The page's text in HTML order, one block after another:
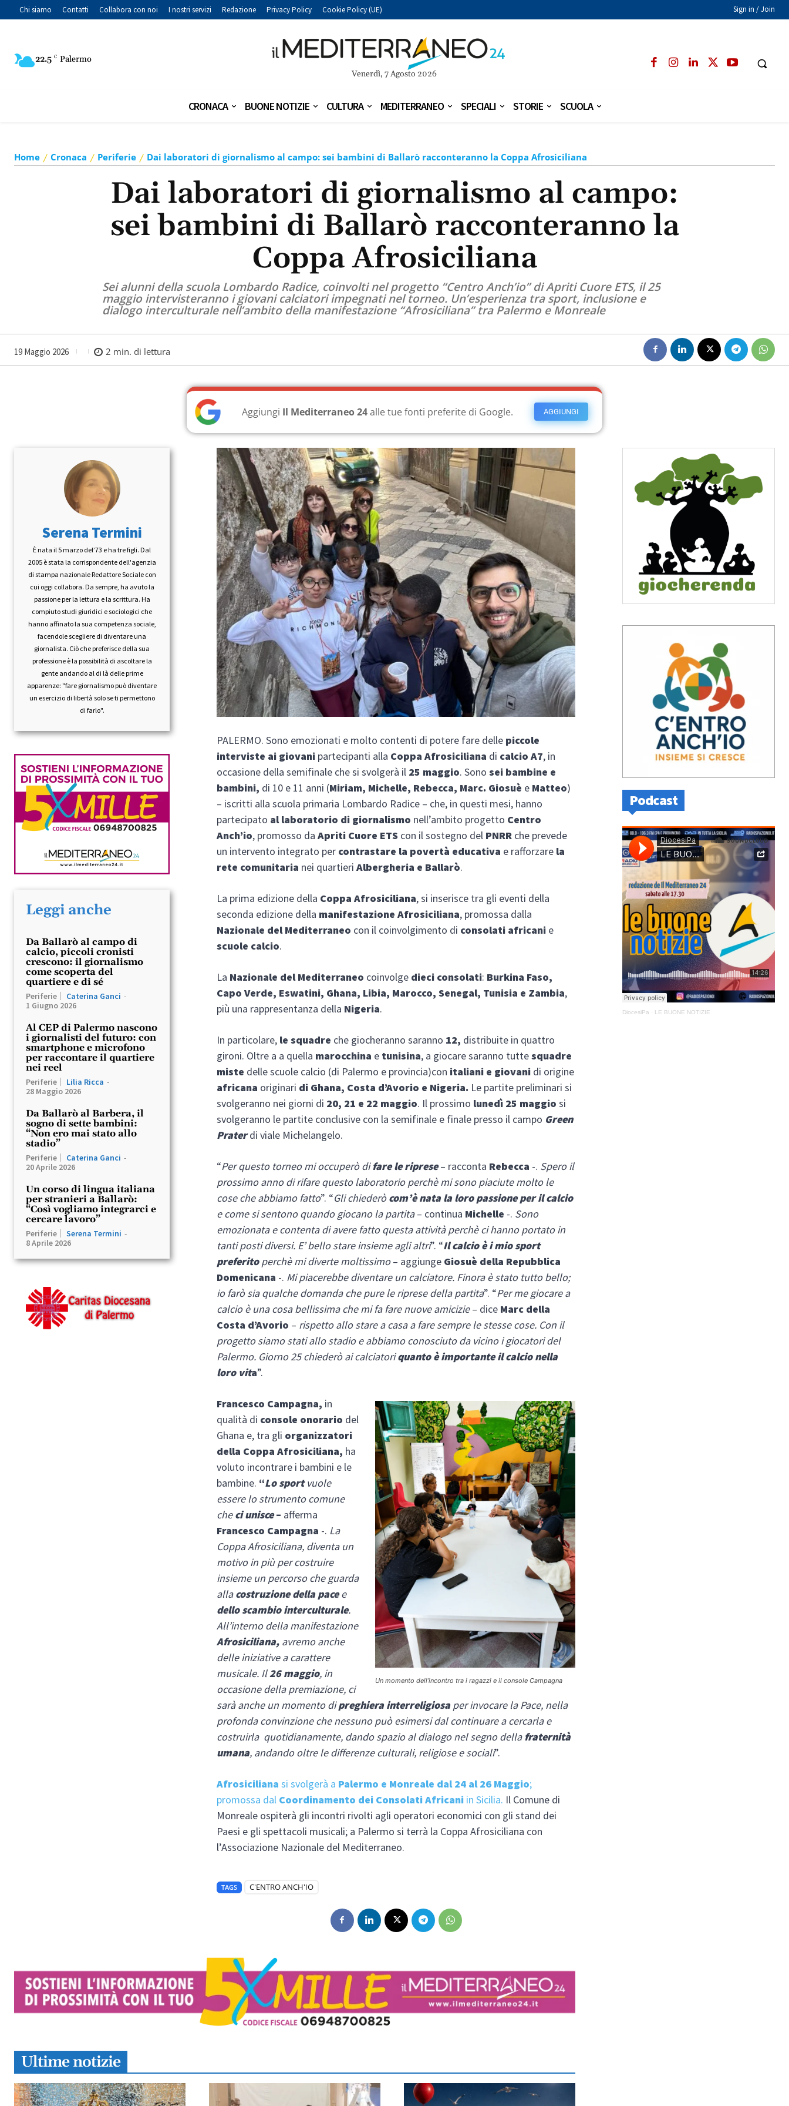
Chi siamo Contatti Collabora con noi I nostri servizi Redazione Privacy Policy Cookie Policy (UE) Sign in / Join
22.5 C Palermo
Venerdì, 7 Agosto 2026
CRONACA BUONE NOTIZIE CULTURA MEDITERRANEO SPECIALI STORIE SCUOLA
Home Cronaca Periferie Dai laboratori di giornalismo al campo: sei bambini di Ballarò racconteranno la Coppa Afrosiciliana
Dai laboratori di giornalismo al campo:
sei bambini di Ballarò racconteranno la
Coppa Afrosiciliana
Sei alunni della scuola Lombardo Radice, coinvolti nel progetto “Centro Anch’io” di Apriti Cuore ETS, il 25
maggio intervisteranno i giovani calciatori impegnati nel torneo. Un’esperienza tra sport, inclusione e
dialogo interculturale nell’ambito della manifestazione “Afrosiciliana” tra Palermo e Monreale
19 Maggio 2026 2 min. di lettura
AGGIUNGI
Aggiungi Il Mediterraneo 24alle tue fonti preferite di Google.
Serena Termini
È nata il 5 marzo del’73 e ha tre figli. Dal
2005 è stata la corrispondente dell'agenzia
di stampa nazionale Redattore Sociale con
cui oggi collabora. Da sempre, ha avuto la
passione per la lettura e la scrittura. Ha
compiuto studi giuridici e sociologici che
hanno affinato la sua competenza sociale,
facendole scegliere di diventare una
giornalista. Ciò che preferisce della sua
professione è la possibilità di ascoltare la
gente andando al di là delle prime
apparenze: "fare giornalismo può diventare
un esercizio di libertà solo se ti permettono
di farlo".
Leggi anche
Da Ballarò al campo di
calcio, piccoli cronisti
crescono: il giornalismo
come scoperta del
quartiere e di sé
Periferie Caterina Ganci -
1 Giugno 2026
Al CEP di Palermo nascono
i giornalisti del futuro: con
smartphone e microfono
per raccontare il quartiere
nei reel
Periferie Lilia Ricca -
28 Maggio 2026
Da Ballarò al Barbera, il
sogno di sette bambini:
“Non ero mai stato allo
stadio”
Periferie Caterina Ganci -
20 Aprile 2026
Un corso di lingua italiana
per stranieri a Ballarò:
“Così vogliamo integrarci e
cercare lavoro”
Periferie Serena Termini -
8 Aprile 2026
PALERMO. Sono emozionati e molto contenti di potere fare delle piccole
interviste ai giovani partecipanti alla Coppa Afrosiciliana di calcio A7, in
occasione della semifinale che si svolgerà il 25 maggio. Sonosei bambine e
bambini, di 10 e 11 anni (Miriam, Michelle, Rebecca, Marc. Giosuè e Matteo)
– iscritti alla scuola primaria Lombardo Radice – che, in questi mesi, hanno
partecipato al laboratorio di giornalismo nell’ambito progetto Centro
Anch’io, promosso daApriti Cuore ETS con il sostegno del PNRR che prevede
un intervento integrato per contrastare la povertà educativa e rafforzare la
rete comunitaria nei quartieriAlbergheria e Ballarò.
La prima edizione della Coppa Afrosiciliana, si inserisce tra gli eventi della
seconda edizione della manifestazione Afrosiciliana, promossa dalla
Nazionale del Mediterraneo con il coinvolgimento di consolati africani e
scuole calcio.
La Nazionale del Mediterraneo coinvolge dieci consolati: Burkina Faso,
Capo Verde, Eswatini, Ghana, Libia, Marocco, Senegal, Tunisia e Zambia,
più una rappresentanza della Nigeria.
In particolare, le squadre che giocheranno saranno 12, distribuite in quattro
gironi. Oltre a a quella marocchina e tunisina, a giocare saranno tuttesquadre
miste delle scuole calcio (di Palermo e provincia)con italiani e giovani di origine
africana originari di Ghana, Costa d’Avorio e Nigeria. Le partite preliminari si
svolgeranno nei giorni di 20, 21 e 22 maggio. Il prossimo lunedì 25 maggio si
svolgeranno le partite conclusive con la semifinale e finale presso il campo Green
Praterdi viale Michelangelo.
“Per questo torneo mi occuperò difare le riprese– racconta Rebecca -. Spero il
prossimo anno di rifare questo laboratorio perchè mi sono piaciute molto le
cose che abbiamo fatto”. “Gli chiederòcom’è nata la loro passione per il calcio
e come si sentono quando giocano la partita– continua Michelle -. Sono
emozionata e contenta di avere fatto questa attività perchè ci hanno portato in
tanti posti diversi. E’ bello stare insieme agli altri”. “Il calcio è i mio sport
preferitoperchè mi diverte moltissimo– aggiunge Giosuè della Repubblica
Domenicana -. Mi piacerebbe diventare un calciatore. Finora è stato tutto bello;
io farò sia qualche domanda che pure le riprese della partita”. “Per me giocare a
calcio è una cosa bellissima che mi fa fare nuove amicizie– dice Marc della
Costa d’Avorio – rispetto allo stare a casa a fare sempre le stesse cose. Con il
progetto siamo stati allo stadio e abbiamo conosciuto da vicino i giocatori del
Palermo. Giorno 25 chiederò ai calciatoriquanto è importante il calcio nella
loro vita”.
Un momento dell’incontro tra i ragazzi e il console Campagna
Francesco Campagna, in
qualità di console onorario del
Ghana e, tra gli organizzatori
della Coppa Afrosiciliana, ha
voluto incontrare i bambini e le
bambine. “Lo sportvuole
essere lo strumento comune
checi unisce– afferma
Francesco Campagna -. La
Coppa Afrosiciliana, diventa un
motivo in più per costruire
insieme un percorso che guarda
allacostruzione della pacee
dello scambio interculturale.
All’interno della manifestazione
Afrosiciliana, avremo anche
delle iniziative a carattere
musicale. Il26 maggio, in
occasione della premiazione, ci
sarà anche un momento dipreghiera interreligiosaper invocare la Pace, nella
profonda convinzione che nessuno può esimersi dal continuare a cercarla e
costruirla quotidianamente, dando spazio al dialogo nel segno della fraternità
umana, andando oltre le differenze culturali, religiose e sociali”.
Afrosiciliana si svolgerà a Palermo e Monreale dal 24 al 26 Maggio;
promossa dal Coordinamento dei Consolati Africani in Sicilia. Il Comune di
Monreale ospiterà gli incontri rivolti agli operatori economici con gli stand dei
Paesi e gli spettacoli musicali; a Palermo si terrà la Coppa Afrosiciliana con
l’Associazione Nazionale del Mediterraneo.
TAGS C'ENTRO ANCH'IO
Ultime notizie
Podcast
DiocesiPa · LE BUONE NOTIZIE